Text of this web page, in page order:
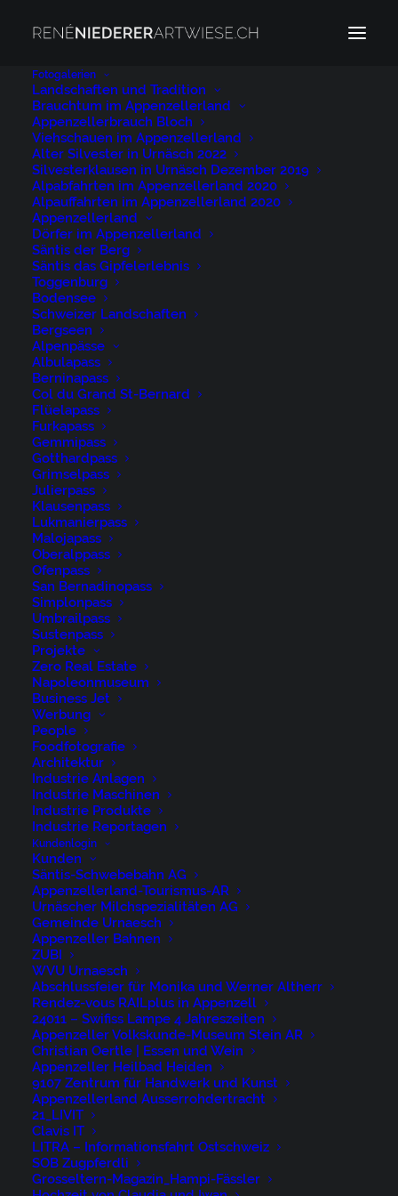
Fotogalerien
Landschaften und Tradition
Brauchtum im Appenzellerland
Appenzellerbrauch Bloch
Viehschauen im Appenzellerland
Alter Silvester in Urnäsch 2022
Silvesterklausen in Urnäsch Dezember 2019
Alpabfahrten im Appenzellerland 2020
Alpauffahrten im Appenzellerland 2020
Appenzellerland
Dörfer im Appenzellerland
Säntis der Berg
Säntis das Gipfelerlebnis
Toggenburg
Bodensee
Schweizer Landschaften
Bergseen
Alpenpässe
Albulapass
Berninapass
Col du Grand St-Bernard
Flüelapass
Furkapass
Gemmipass
Gotthardpass
Grimselpass
Julierpass
Klausenpass
Lukmanierpass
Malojapass
Oberalppass
Ofenpass
San Bernadinopass
Simplonpass
Umbrailpass
Sustenpass
Projekte
Zero Real Estate
Napoleonmuseum
Business Jet
Werbung
People
Foodfotografie
Architektur
Industrie Anlagen
Industrie Maschinen
Industrie Produkte
Industrie Reportagen
Kundenlogin
Kunden
Säntis-Schwebebahn AG
Appenzellerland-Tourismus-AR
Urnäscher Milchspezialitäten AG
Gemeinde Urnaesch
Appenzeller Bahnen
ZUBI
WVU Urnaesch
Abschlussfeier für Monika und Werner Altherr
Rendez-vous RAILplus in Appenzell
24011 – Swifiss Lampe 4 Jahreszeiten
Appenzeller Volkskunde-Museum Stein AR
Christian Oertle | Essen und Wein
Appenzeller Heilbad Heiden
9107 Zentrum für Handwerk und Kunst
Appenzellerland Ausserrohdertracht
21_LIVIT
Clavis IT
LITRA – Informationsfahrt Ostschweiz
SOB Zugpferdli
Grosseltern-Magazin_Hampi-Fässler
Appenzellerland Urnäsch
Home
Appenzellerland Urnäsch
Appenzellerland Urnäsch
Appenzellerland
Urnäsch
28. JANUAR 2025
Alpabfahrt, Alpaufzug, Alpen, Alpfahrt, Appenzell,
Appenzell Ausserrohden, Appenzeller Hinterland,
Hundwil, Ostschweiz, Schweiz, Schwägalp, Sennen,
Suisse, Switzerland, Säntis, Tracht, Urnaesch, tradition,
Öberefahre
René Niederer Fotografie
Nürigstrasse 4
CH 9107 Urnäsch
Switzerland
Phone: +41 79 262 46 52
niederer@artwiese.ch
© 2026 ARTWIESE.All rights reserved